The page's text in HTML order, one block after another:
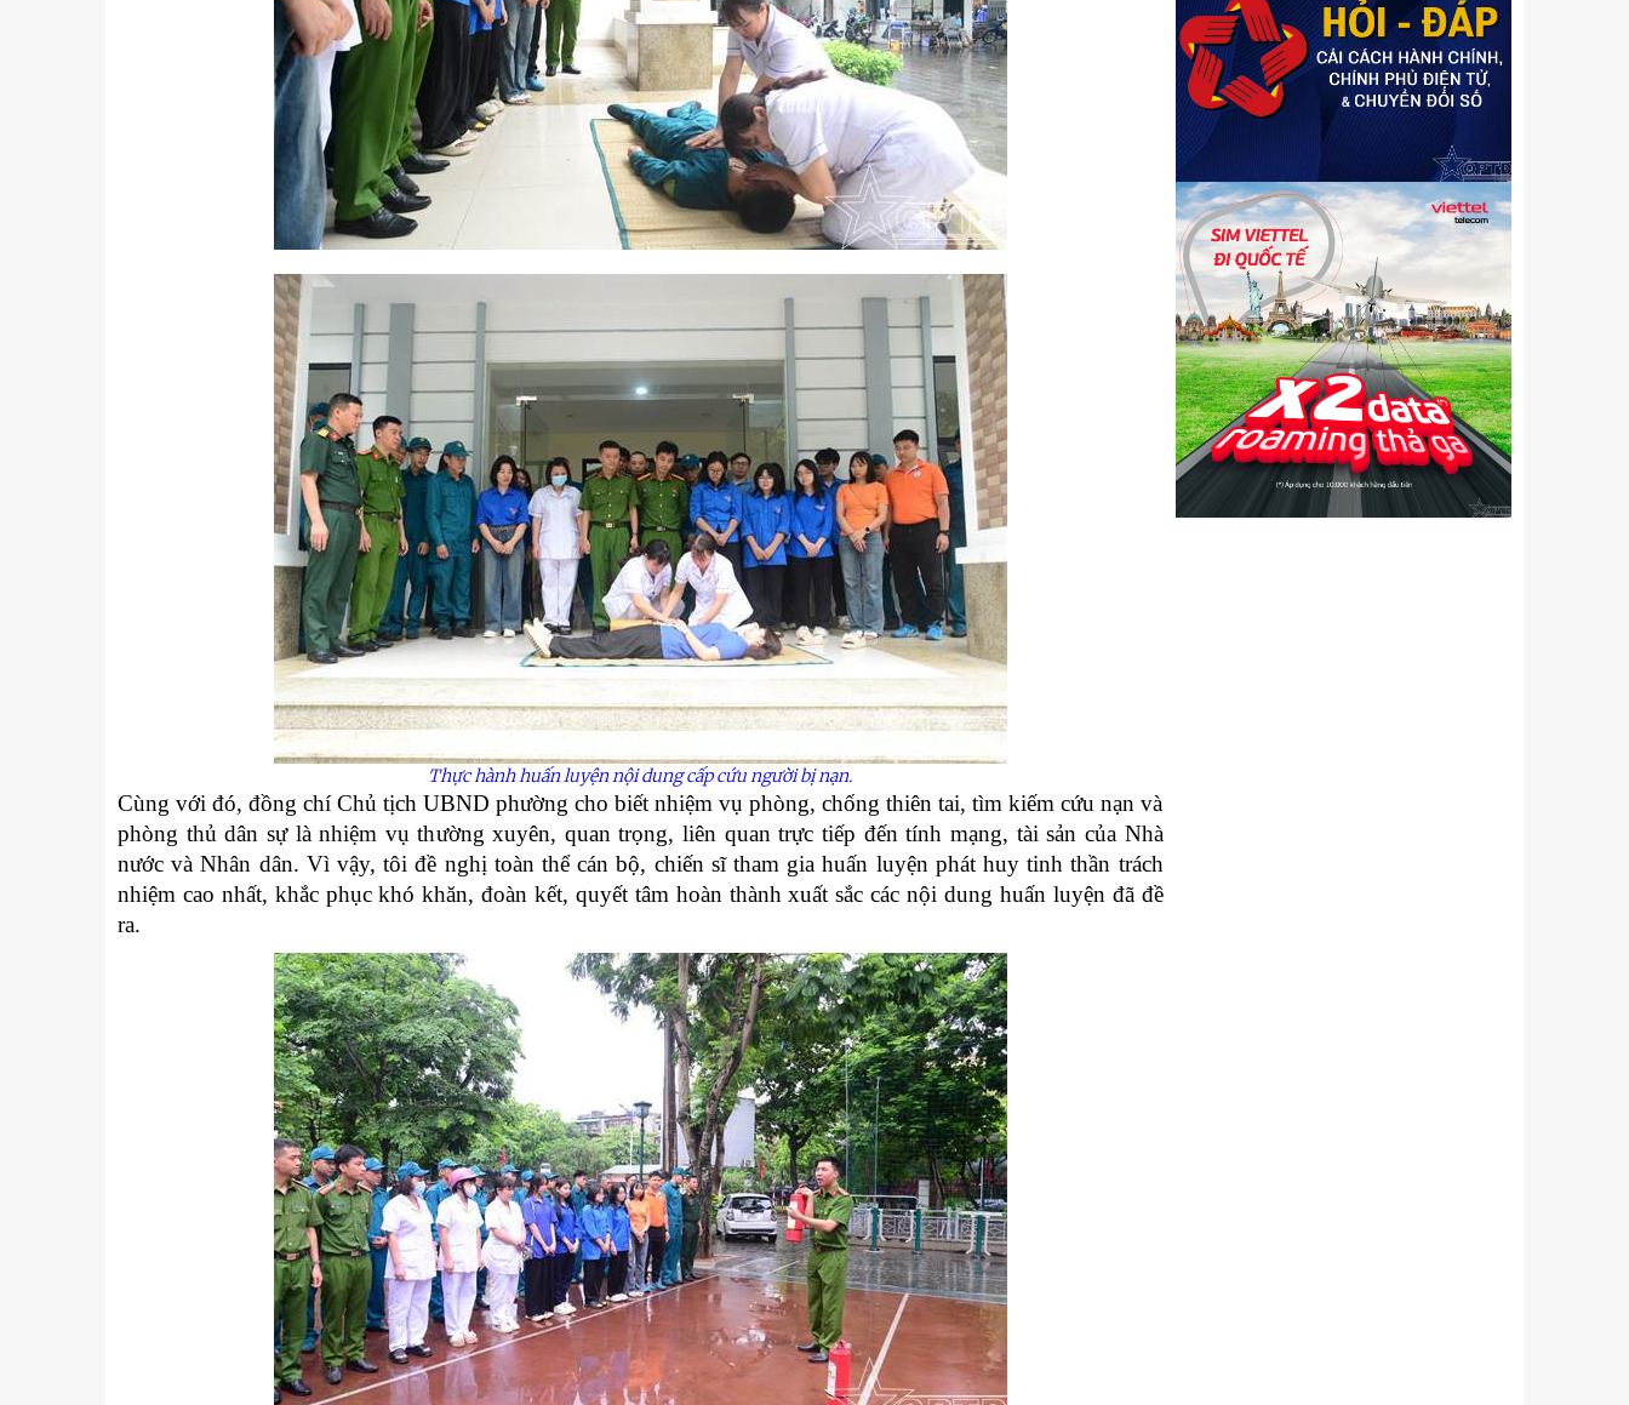
Thực hành huấn luyện nội dung cấp cứu người bị nạn.
Cùng với đó, đồng chí Chủ tịch UBND phường cho biết nhiệm vụ phòng, chống thiên tai, tìm kiếm cứu nạn và
phòng thủ dân sự là nhiệm vụ thường xuyên, quan trọng, liên quan trực tiếp đến tính mạng, tài sản của Nhà
nước và Nhân dân. Vì vậy, tôi đề nghị toàn thể cán bộ, chiến sĩ tham gia huấn luyện phát huy tinh thần trách
nhiệm cao nhất, khắc phục khó khăn, đoàn kết, quyết tâm hoàn thành xuất sắc các nội dung huấn luyện đã đề
ra.